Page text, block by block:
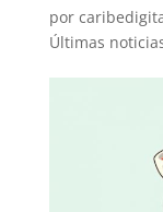
por
Últimas